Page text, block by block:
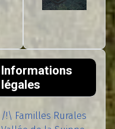
Informations
légales
/!\ Familles Rurales